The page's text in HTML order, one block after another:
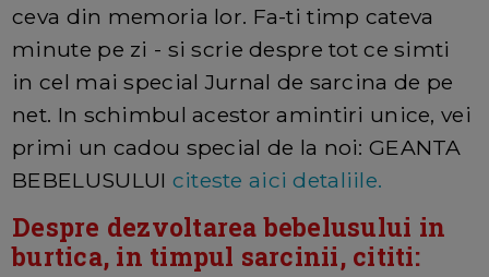
ceva din memoria lor. Fa-ti timp cateva
minute pe zi - si scrie despre tot ce simti
in cel mai special Jurnal de sarcina de pe
net. In schimbul acestor amintiri unice, vei
primi un cadou special de la noi: GEANTA
BEBELUSULUI citeste aici detaliile.
Despre dezvoltarea bebelusului in
burtica, in timpul sarcinii, cititi: